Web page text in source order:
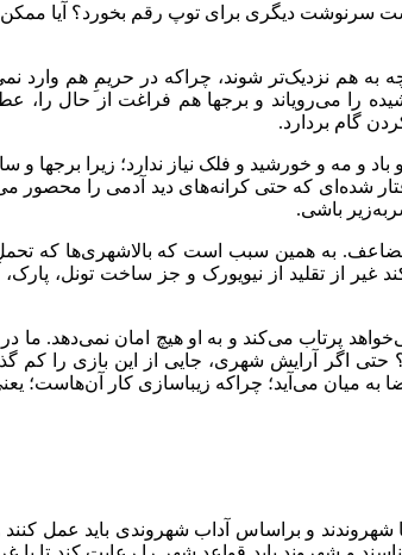
است سرنوشت دیگری برای توپ رقم بخورد؟ آیا
هم نزدیک‌تر شوند، چراکه در حریمِ هم وارد
را می‌رویاند و برجها هم فراغت از حال را،
گام بردارد.
و مه و خورشید و فلک نیاز ندارد؛ زیرا برجها و
شده‌ای که حتی کرانه‌های دید آدمی را محصور
باشی.
به همین سبب است که بالاشهری‌ها که تحمل
از تقلید از نیویورک و جز ساخت تونل، پارک،
پرتاب می‌کند و به او هیچ امان نمی‌دهد. ما
آرایش شهری، جایی از این بازی را کم
میان می‌آید؛ چراکه زیباسازی کار آن‌هاست؛
شهروندند و براساس آداب شهروندی باید عمل